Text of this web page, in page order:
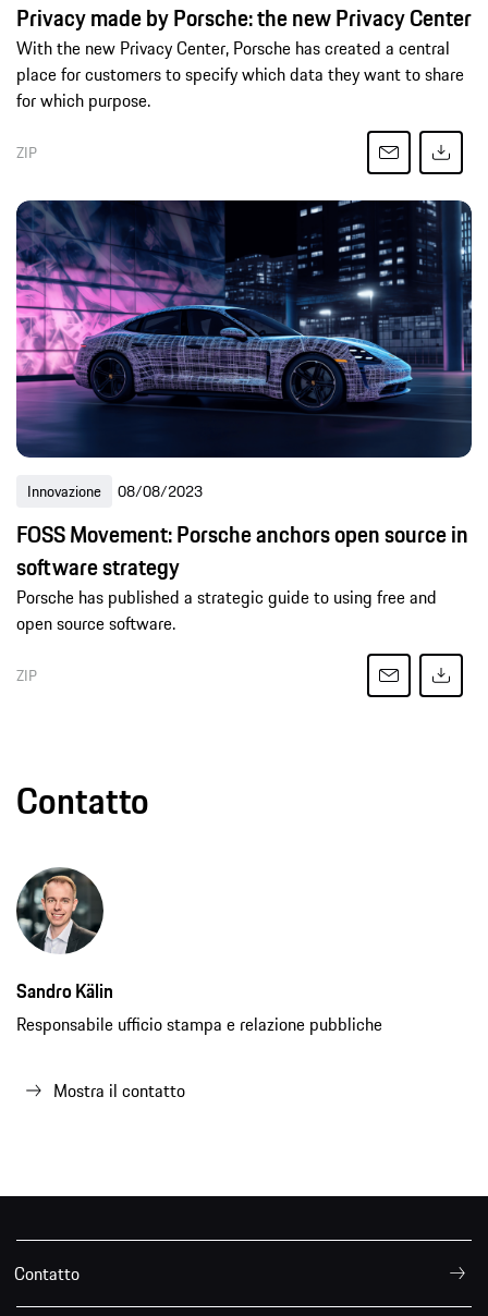
Privacy made by Porsche: the new Privacy Center
With the new Privacy Center, Porsche has created a central
place for customers to specify which data they want to share
for which purpose.
ZIP
Innovazione 08/08/2023
FOSS Movement: Porsche anchors open source in
software strategy
Porsche has published a strategic guide to using free and
open source software.
ZIP
Contatto
Sandro Kälin
Responsabile ufficio stampa e relazione pubbliche
Mostra il contatto
Contatto